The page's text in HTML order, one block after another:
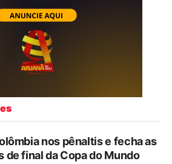
nos pênaltis e fecha as
de final da Copa do Mundo